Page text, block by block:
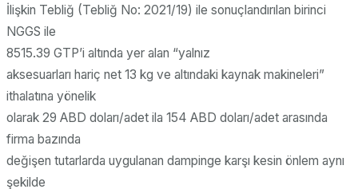
İlişkin Tebliğ (Tebliğ No: 2021/19) ile sonuçlandırılan birinci
NGGS ile
8515.39 GTP’i altında yer alan “yalnız
aksesuarları hariç net 13 kg ve altındaki kaynak makineleri”
ithalatına yönelik
olarak 29 ABD doları/adet ila 154 ABD doları/adet arasında
firma bazında
değişen tutarlarda uygulanan dampinge karşı kesin önlem aynı
şekilde